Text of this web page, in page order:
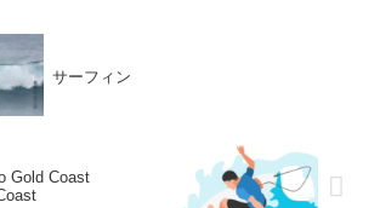
サーフィン
Gold Coast